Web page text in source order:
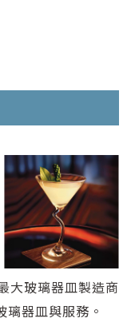
大玻璃器皿製造商
器皿與服務。